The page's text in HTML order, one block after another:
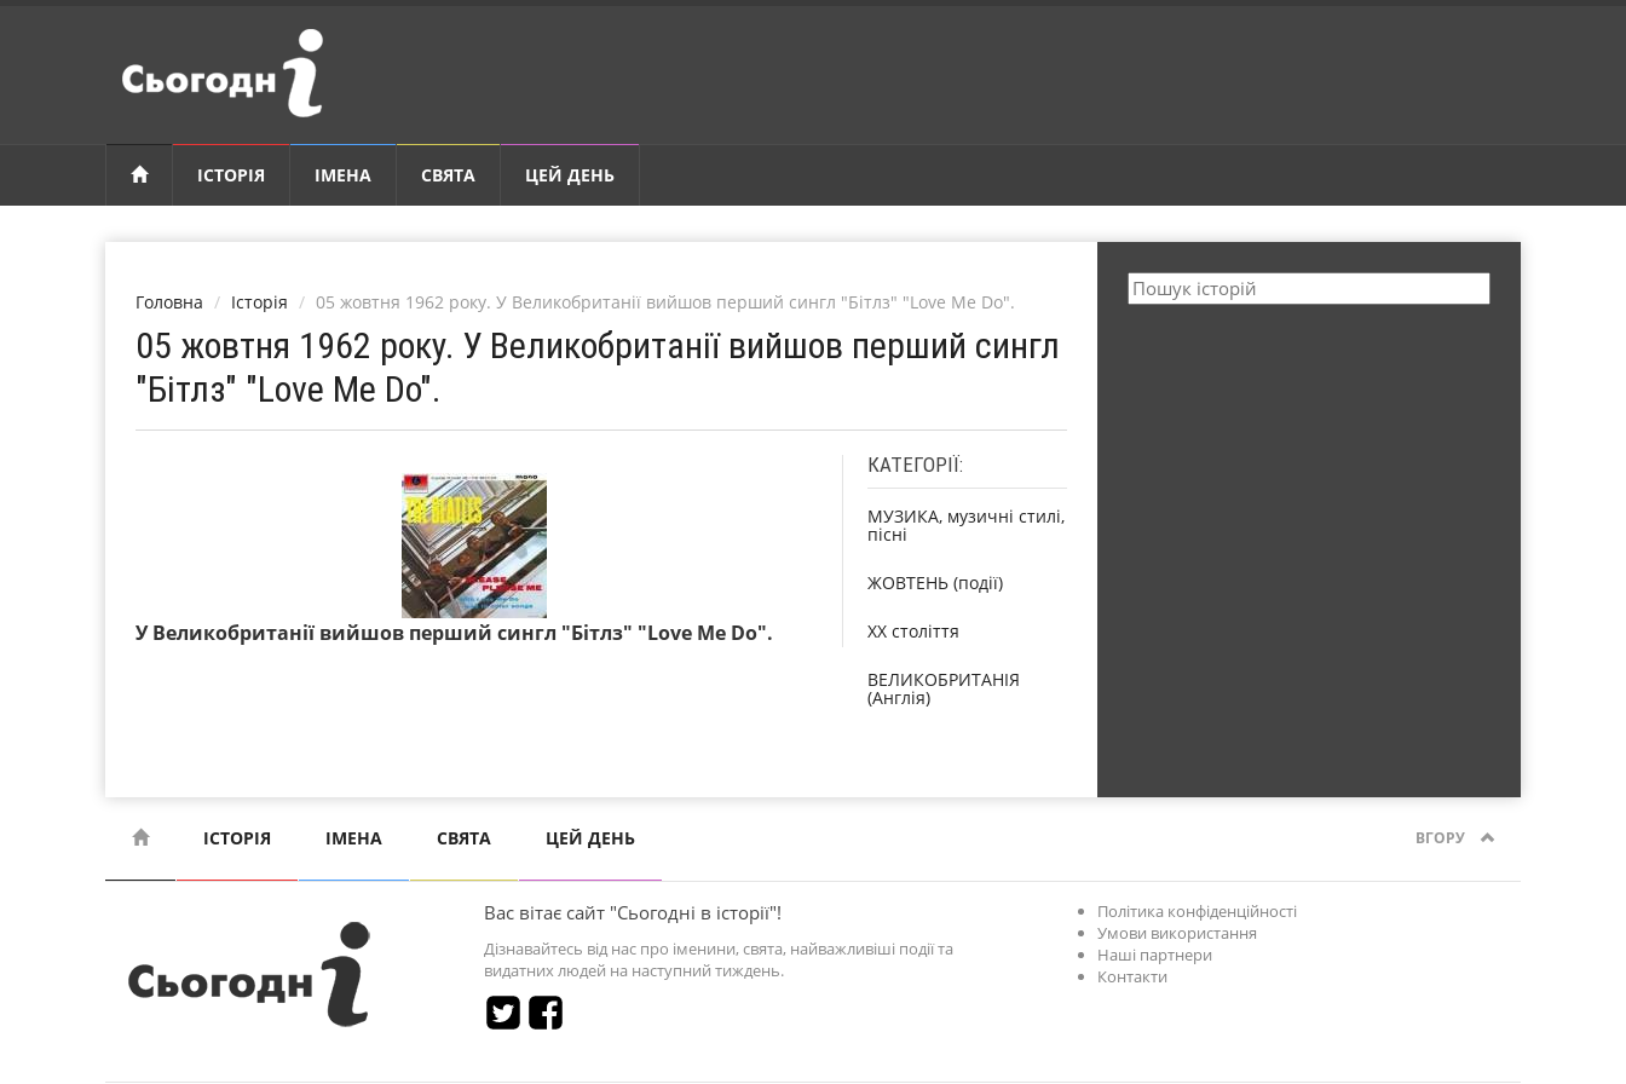
ІСТОРІЯ ІМЕНА СВЯТА ЦЕЙ ДЕНЬ
Головна Історія 05 жовтня 1962 року. У Великобританії вийшов перший сингл "Бітлз" "Love Me Do".
05 жовтня 1962 року. У Великобританії вийшов перший сингл
"Бітлз" "Love Me Do".
У Великобританії вийшов перший сингл "Бітлз" "Love Me Do".
КАТЕГОРІЇ:
МУЗИКА, музичні стилі,
пісні
ЖОВТЕНЬ (події)
XX століття
ВЕЛИКОБРИТАНІЯ
(Англія)
ІСТОРІЯ ІМЕНА СВЯТА ЦЕЙ ДЕНЬ ВГОРУ
Вас вітає сайт "Сьогодні в історії"!
Дізнавайтесь від нас про іменини, свята, найважливіші події та
видатних людей на наступний тиждень.
Політика конфіденційності
Умови використання
Наші партнери
Контакти